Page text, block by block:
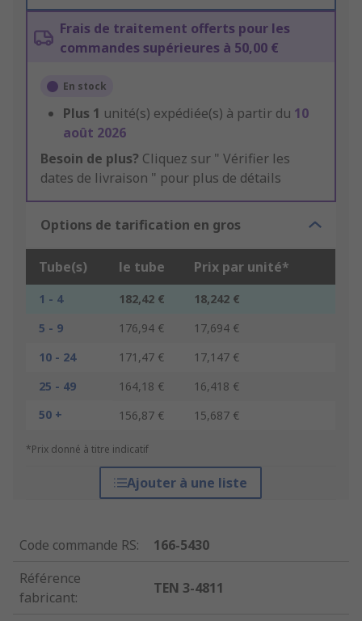
Frais de traitement offerts pour les
commandes supérieures à 50,00 €
En stock
Plus 1 unité(s) expédiée(s) à partir du 10
août 2026
Besoin de plus? Cliquez sur " Vérifier les
dates de livraison " pour plus de détails
Options de tarification en gros
Tube(s) le tube Prix par unité*
1 - 4 182,42 €
18,242 €
5 - 9
176,94 €
17,694 €
10 - 24
171,47 €
17,147 €
25 - 49
164,18 €
16,418 €
50 +
156,87 € 15,687 €
*Prix donné à titre indicatif
Ajouter à une liste
Code commande RS:
166-5430
Référence
fabricant:
TEN 3-4811